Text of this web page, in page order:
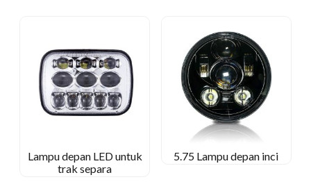
Lampu depan LED untuk
trak separa
5.75 Lampu depan inci